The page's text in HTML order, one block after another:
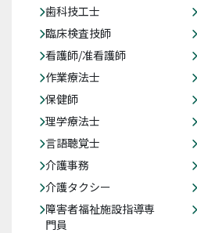
歯科技工士
臨床検査技師
看護師/准看護師
作業療法士
保健師
理学療法士
言語聴覚士
介護事務
介護タクシー
障害者福祉施設指導専
門員